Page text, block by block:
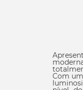
moderna e
Com